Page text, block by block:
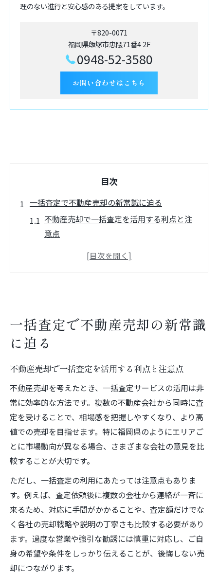
理のない進行と安心感のある提案をしています。
〒820-0071
福岡県飯塚市忠隈71番4 2F
0948-52-3580
お問い合わせはこちら
目次
一括査定で不動産売却の新常識に迫る
不動産売却で一括査定を活用する利点と注
意点
一括査定が不動産売却の流れを変える理由
由
不動産査定サイトの特徴と選び方のポイン
マンション売却に強い一括査定活用法
マンション売却で一括査定が役立つ場面を
解説
不動産売却と一括査定サイトの相性を徹底
解説
マンション売却で高値を狙う査定比較のコ
ツ
一括査定サービスを使ったマンション売却
戦略
マンション一括査定で失敗しない業者選び
戸建て売却に役立つ査定サイトの選び方
戸建て不動産売却で有利な査定サイトの選
択法
一括査定で不動産売却の新常識
に迫る
不動産売却で一括査定を活用する利点と注意点
不動産売却を考えたとき、一括査定サービスの活用は非
常に効率的な方法です。複数の不動産会社から同時に査
定を受けることで、相場感を把握しやすくなり、より高
値での売却を目指せます。特に福岡県のようにエリアご
とに市場動向が異なる場合、さまざまな会社の意見を比
較することが大切です。
ただし、一括査定の利用にあたっては注意点もありま
す。例えば、査定依頼後に複数の会社から連絡が一斉に
来るため、対応に手間がかかることや、査定額だけでな
く各社の売却戦略や説明の丁寧さも比較する必要があり
ます。過度な営業や強引な勧誘には慎重に対応し、ご自
身の希望や条件をしっかり伝えることが、後悔しない売
却につながります。